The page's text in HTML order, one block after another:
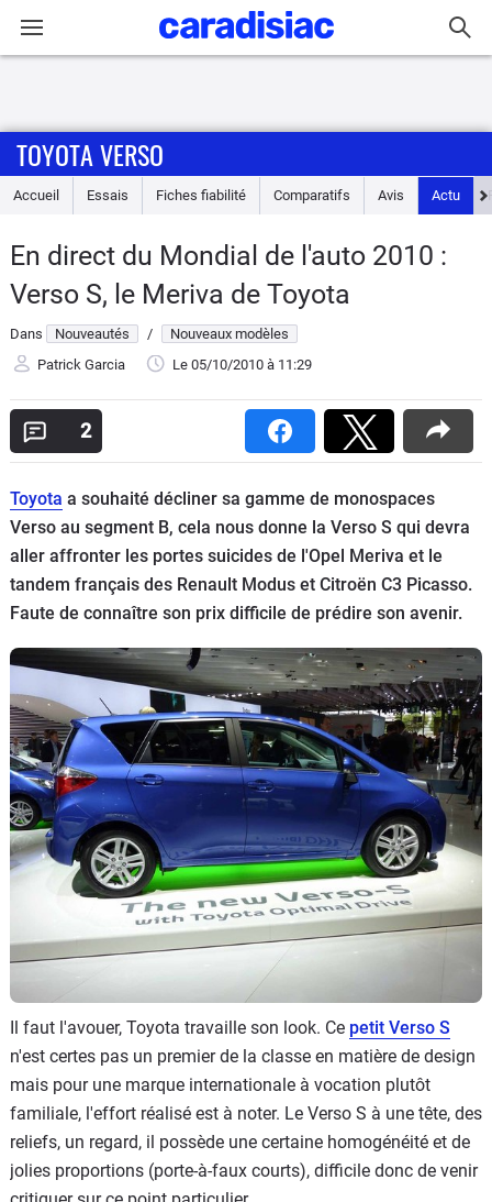
Accueil
Essais
Guide
d'achat
Electriques
Utilitaires
Flottes
Auto
Services
Forum
Moto
Marques
TOYOTA VERSO
Accueil Essais Fiches fiabilité Comparatifs Avis Actu
En direct du Mondial de l'auto 2010 :
Verso S, le Meriva de Toyota
Dans Nouveautés /
Nouveaux modèles
Patrick Garcia
Le 05/10/2010 à 11:29
2
Toyota a souhaité décliner sa gamme de monospaces
Verso au segment B, cela nous donne la Verso S qui devra
aller affronter les portes suicides de l'Opel Meriva et le
tandem français des Renault Modus et Citroën C3 Picasso.
Faute de connaître son prix difficile de prédire son avenir.
Il faut l'avouer, Toyota travaille son look. Ce petit Verso S
n'est certes pas un premier de la classe en matière de design
mais pour une marque internationale à vocation plutôt
familiale, l'effort réalisé est à noter. Le Verso S à une tête, des
reliefs, un regard, il possède une certaine homogénéité et de
jolies proportions (porte-à-faux courts), difficile donc de venir